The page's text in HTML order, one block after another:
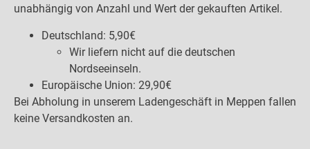
unabhängig von Anzahl und Wert der gekauften Artikel.
Deutschland: 5,90€
Wir liefern nicht auf die deutschen
Nordseeinseln.
Europäische Union: 29,90€
Bei Abholung in unserem Ladengeschäft in Meppen fallen
keine Versandkosten an.